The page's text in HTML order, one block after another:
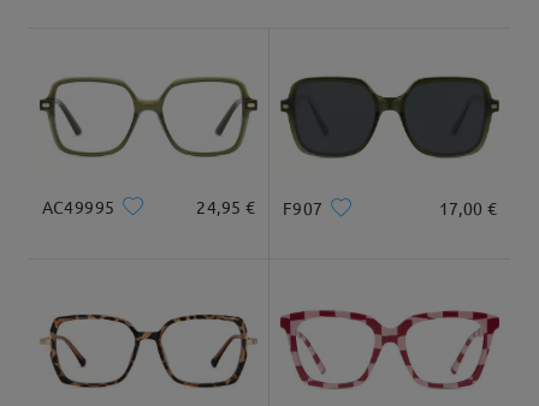
Tipo Rostro: Longitud Rostro: Ancho Rostro:
Llegado
AC49995 24,95 € F907 17,00 €